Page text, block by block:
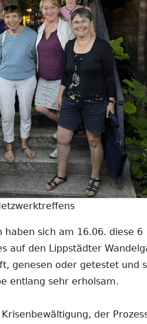
haben sich am 16.06. diese 6
auf den Lippstädter
genesen oder getestet und
entlang sehr erholsam.
der